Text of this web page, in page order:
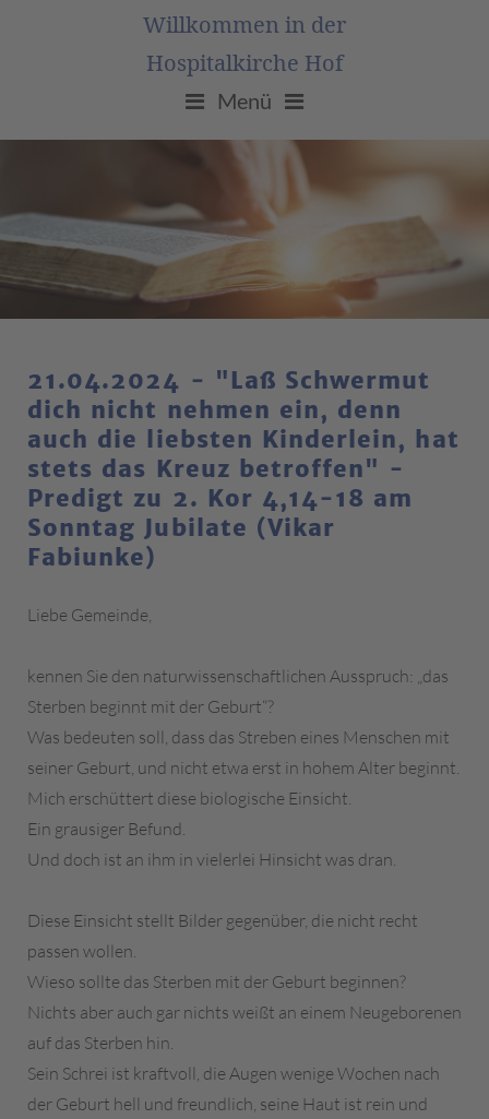
Willkommen in der
Hospitalkirche Hof
Menü
21.04.2024 - "Laß Schwermut
dich nicht nehmen ein, denn
auch die liebsten Kinderlein, hat
stets das Kreuz betroffen" -
Predigt zu 2. Kor 4,14-18 am
Sonntag Jubilate (Vikar
Fabiunke)
Liebe Gemeinde,
kennen Sie den naturwissenschaftlichen Ausspruch: „das
Sterben beginnt mit der Geburt“?
Was bedeuten soll, dass das Streben eines Menschen mit
seiner Geburt, und nicht etwa erst in hohem Alter beginnt.
Mich erschüttert diese biologische Einsicht.
Ein grausiger Befund.
Und doch ist an ihm in vielerlei Hinsicht was dran.
Diese Einsicht stellt Bilder gegenüber, die nicht recht
passen wollen.
Wieso sollte das Sterben mit der Geburt beginnen?
Nichts aber auch gar nichts weißt an einem Neugeborenen
auf das Sterben hin.
Sein Schrei ist kraftvoll, die Augen wenige Wochen nach
der Geburt hell und freundlich, seine Haut ist rein und